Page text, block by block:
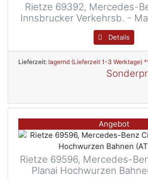
Rietze 69392, Mercedes-
Innsbrucker Verkehrsb. -
Details
Lieferzeit: lagernd (Lieferzeit 1-3 Werktage)
Angebot
Rietze 69596, Mercedes-
Planai Hochwurzen